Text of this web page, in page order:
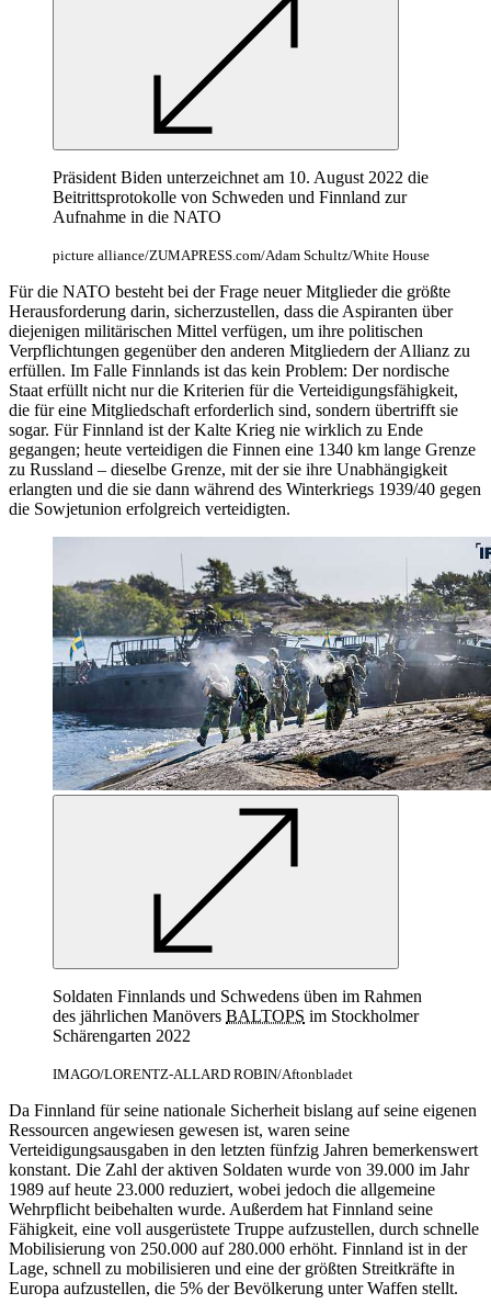
Präsident Biden unterzeichnet am 10. August 2022 die
Beitrittsprotokolle von Schweden und Finnland zur
Aufnahme in die NATO
picture alliance/ZUMAPRESS.com/Adam Schultz/White House
Für die NATO besteht bei der Frage neuer Mitglieder die größte
Herausforderung darin, sicherzustellen, dass die Aspiranten über
diejenigen militärischen Mittel verfügen, um ihre politischen
Verpflichtungen gegenüber den anderen Mitgliedern der Allianz zu
erfüllen. Im Falle Finnlands ist das kein Problem: Der nordische
Staat erfüllt nicht nur die Kriterien für die Verteidigungsfähigkeit,
die für eine Mitgliedschaft erforderlich sind, sondern übertrifft sie
sogar. Für Finnland ist der Kalte Krieg nie wirklich zu Ende
gegangen; heute verteidigen die Finnen eine 1340 km lange Grenze
zu Russland – dieselbe Grenze, mit der sie ihre Unabhängigkeit
erlangten und die sie dann während des Winterkriegs 1939/40 gegen
die Sowjetunion erfolgreich verteidigten.
Soldaten Finnlands und Schwedens üben im Rahmen
des jährlichen Manövers BALTOPS im Stockholmer
Schärengarten 2022
IMAGO/LORENTZ-ALLARD ROBIN/Aftonbladet
Da Finnland für seine nationale Sicherheit bislang auf seine eigenen
Ressourcen angewiesen gewesen ist, waren seine
Verteidigungsausgaben in den letzten fünfzig Jahren bemerkenswert
konstant. Die Zahl der aktiven Soldaten wurde von 39.000 im Jahr
1989 auf heute 23.000 reduziert, wobei jedoch die allgemeine
Wehrpflicht beibehalten wurde. Außerdem hat Finnland seine
Fähigkeit, eine voll ausgerüstete Truppe aufzustellen, durch schnelle
Mobilisierung von 250.000 auf 280.000 erhöht. Finnland ist in der
Lage, schnell zu mobilisieren und eine der größten Streitkräfte in
Europa aufzustellen, die 5% der Bevölkerung unter Waffen stellt.